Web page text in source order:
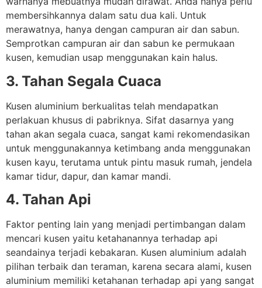
membersihkannya dalam satu dua kali. Untuk
merawatnya, hanya dengan campuran air dan sabun.
Semprotkan campuran air dan sabun ke permukaan
kusen, kemudian usap menggunakan kain halus.
3. Tahan Segala Cuaca
Kusen aluminium berkualitas telah mendapatkan
perlakuan khusus di pabriknya. Sifat dasarnya yang
tahan akan segala cuaca, sangat kami rekomendasikan
untuk menggunakannya ketimbang anda menggunakan
kusen kayu, terutama untuk pintu masuk rumah, jendela
kamar tidur, dapur, dan kamar mandi.
4. Tahan Api
Faktor penting lain yang menjadi pertimbangan dalam
mencari kusen yaitu ketahanannya terhadap api
seandainya terjadi kebakaran. Kusen aluminium adalah
pilihan terbaik dan teraman, karena secara alami, kusen
aluminium memiliki ketahanan terhadap api yang sangat